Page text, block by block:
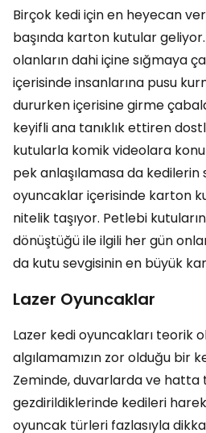
Birçok kedi için en heyecan
başında karton kutular
olanların dahi içine sığmaya
içerisinde insanlarına pusu
dururken içerisine girme
keyifli ana tanıklık ettiren
kutularla komik videolara konu
pek anlaşılamasa da kedilerin
oyuncaklar içerisinde karton
nitelik taşıyor. Petlebi
dönüştüğü ile ilgili her gün
da kutu sevgisinin en büyük
Lazer Oyuncaklar
Lazer kedi oyuncakları teorik
algılamamızın zor olduğu bir
Zeminde, duvarlarda ve
gezdirildiklerinde kedileri
oyuncak türleri fazlasıyla